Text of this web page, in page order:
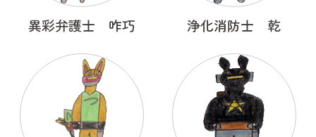
異彩弁護士 咋巧 浄化消防士 乾